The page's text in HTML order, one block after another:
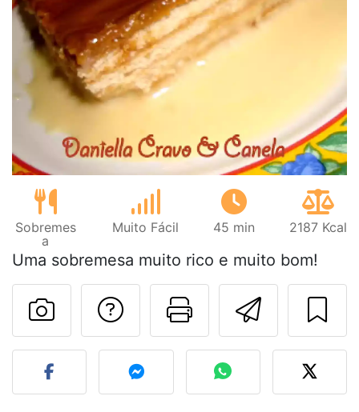
Sobremes
a
Muito Fácil 45 min 2187 Kcal
Uma sobremesa muito rico e muito bom!
Imprima
Falar com o autor
Fez esta receita?